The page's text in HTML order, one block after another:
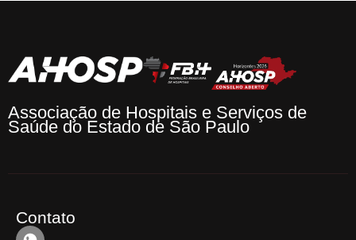
Associação de Hospitais e Serviços de
Saúde do Estado de São Paulo
Contato